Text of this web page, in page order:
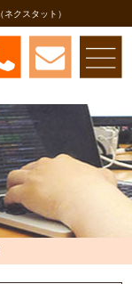
クスタット）